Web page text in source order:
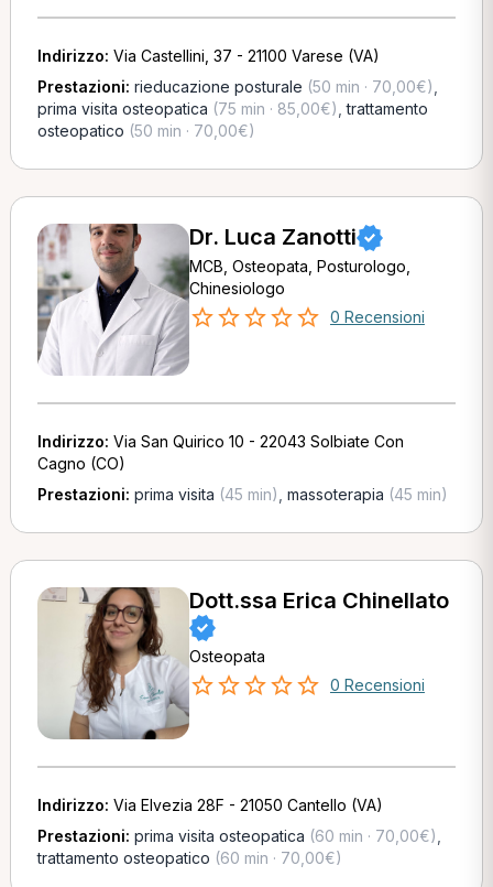
Indirizzo: Via Castellini, 37 - 21100 Varese (VA)
Prestazioni: rieducazione posturale (50 min · 70,00€)
prima visita osteopatica (75 min · 85,00€) ,trattamento
osteopatico (50 min · 70,00€)
Dr. Luca Zanotti
MCB, Osteopata, Posturologo,
Chinesiologo
0 Recensioni
Indirizzo: Via San Quirico 10 - 22043 Solbiate Con
Cagno (CO)
Prestazioni: prima visita (45 min) massoterapia (45 min)
Dott.ssa Erica Chinellato
Osteopata
0 Recensioni
Indirizzo: Via Elvezia 28F - 21050 Cantello (VA)
Prestazioni: prima visita osteopatica (60 min · 70,00€)
trattamento osteopatico (60 min · 70,00€)